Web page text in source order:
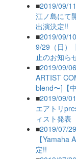
■2019/09/11
江ノ島にて
出演決定!!
■2019/09/10
9/29（日）
止のお知ら
■2019/09/06
ARTIST
blend〜]【
■2019/09/01
エアトリ
ィスト発表
■2019/07/29
【Yamaha
定!!